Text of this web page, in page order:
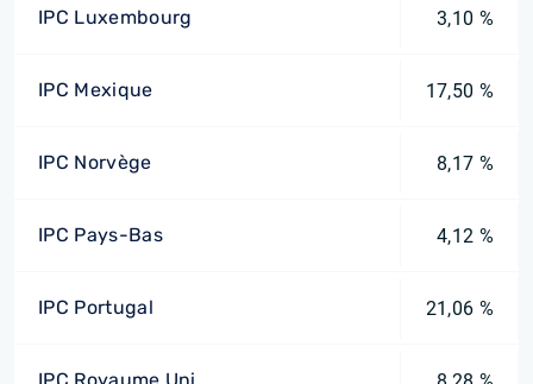
IPC Luxembourg 3,10 %
IPC Mexique 17,50 %
IPC Norvège 8,17 %
IPC Pays-Bas 4,12 %
IPC Portugal 21,06 %